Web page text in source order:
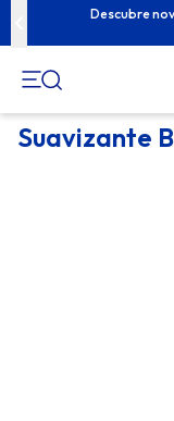
Pular
para
Descubre
Suavizante